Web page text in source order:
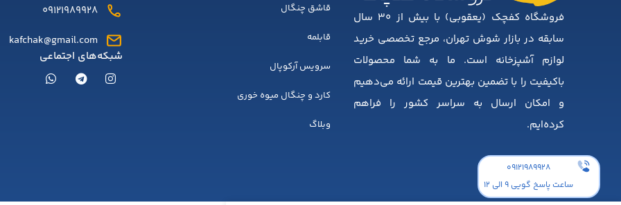
فروشگاه کفچک (یعقوبی) با بیش از ۳۰ سال
سابقه در بازار شوش تهران، مرجع تخصصی خرید
لوازم آشپزخانه است. ما به شما محصولات
باکیفیت را با تضمین بهترین قیمت ارائه می‌دهیم
و امکان ارسال به سراسر کشور را فراهم
کرده‌ایم.
قاشق چنگال
قابلمه
سرویس آرکوپال
کارد و چنگال میوه خوری
وبلاگ
09121989928
kafchak@gmail.com
شبکه‌های اجتماعی
۰۹۱۲۱۹۸۹۹۲۸
ساعت پاسخ گویی 9 الی 12